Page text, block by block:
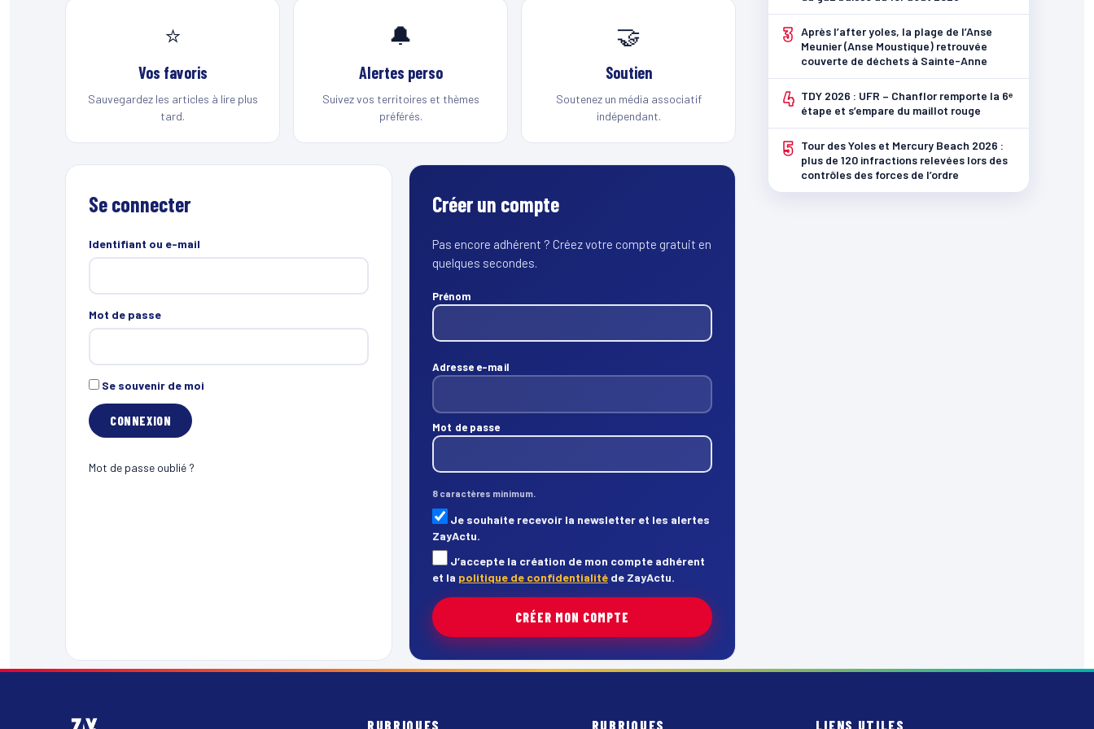
⭐
Vos favoris
Sauvegardez les articles à lire plus
tard.
🔔
Alertes perso
Suivez vos territoires et thèmes
préférés.
🤝
Soutien
Soutenez un média associatif
indépendant.
Se connecter
Identifiant ou e-mail
Mot de passe
Se souvenir de moi
Mot de passe oublié ?
Créer un compte
Pas encore adhérent ? Créez votre compte gratuit en
quelques secondes.
Prénom
Adresse e-mail
Mot de passe
8 caractères minimum.
Je souhaite recevoir la newsletter et les alertes
ZayActu.
J’accepte la création de mon compte adhérent
et la politique de confidentialité de ZayActu.
CRÉER MON COMPTE
3 Après l’after yoles, la plage de l’Anse
Meunier (Anse Moustique) retrouvée
couverte de déchets à Sainte-Anne
4 TDY 2026 : UFR – Chanflor remporte la 6ᵉ
étape et s’empare du maillot rouge
5
Tour des Yoles et Mercury Beach 2026 :
plus de 120 infractions relevées lors des
contrôles des forces de l’ordre
RUBRIQUES RUBRIQUES LIENS UTILES